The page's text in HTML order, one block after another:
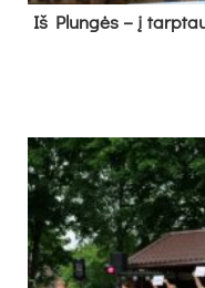
Iš Plungės – į